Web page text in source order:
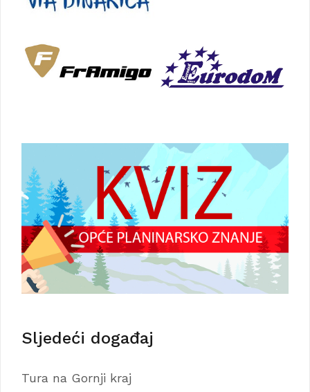
Sljedeći događaj
Tura na Gornji kraj